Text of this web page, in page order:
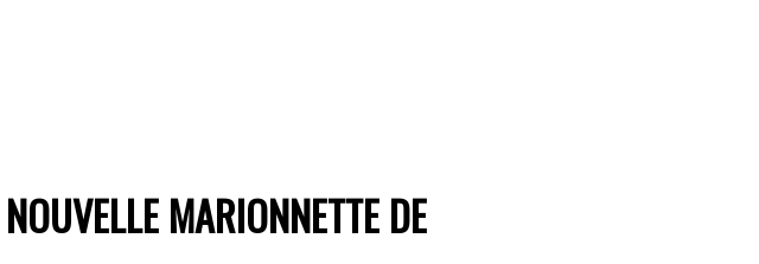
MARIONNETTE DE